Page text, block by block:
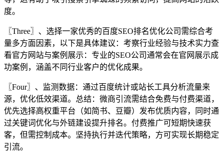
度。
〖Three〗、选择一家优秀的百度SEO排名优化公司需综合考
量多方面因素，以下是具体建议：考察行业经验与技术实力查
看官方网站与案例展示：专业的SEO公司通常会在官网展示成
功案例，涵盖不同行业客户的优化成果。
〖Four〗、监测数据：通过百度统计或站长工具分析流量来
源，优化低效渠道。总结：微商引流需结合免费与付费渠道，
优先选择高权重平台（如简书、豆瓣）发布优质内容，同时通
过关键词优化与外链建设提升排名。付费推广可短期快速获
客，但需控制成本。坚持执行并迭代策略，方可实现长期稳定
引流。